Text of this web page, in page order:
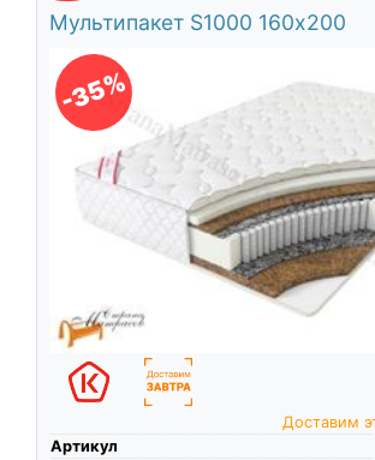
Мультипакет S1000 160х200
-35%
Доставим
Артикул